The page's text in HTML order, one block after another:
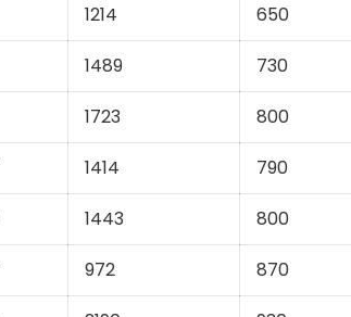
1214 650
1489 730
1723 800
1414 790
1443 800
972 870